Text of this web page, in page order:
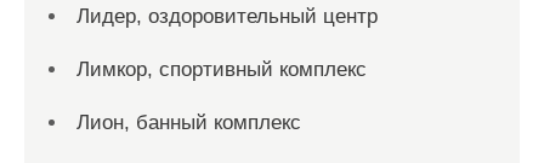
Лидер, оздоровительный центр
Лимкор, спортивный комплекс
Лион, банный комплекс